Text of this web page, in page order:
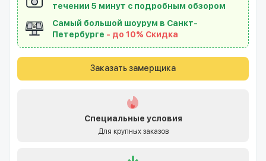
течении 5 минут с подробным обзором
Самый большой шоурум в Санкт-
Петербурге - до 10% Скидка
Заказать замерщика
Специальные условия
Для крупных заказов